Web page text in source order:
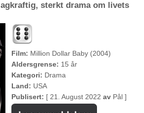
sterkt drama om livets
Film: Million Dollar Baby (2004)
Aldersgrense: 15 år
Kategori: Drama
Land: USA
Publisert: [ 21. August 2022 av Pål ]